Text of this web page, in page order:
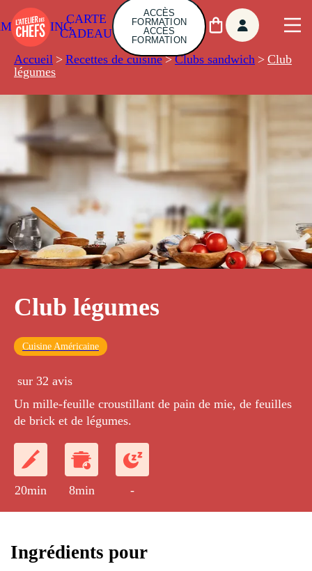
CARTE
CADEAU
ACCÈS
FORMATION
ACCÈS
FORMATION
Accueil > Recettes de cuisine > Clubs sandwich > Club
légumes
Club légumes
Cuisine Américaine
sur 32 avis
Un mille-feuille croustillant de pain de mie, de feuilles
de brick et de légumes.
20min 8min -
Ingrédients pour